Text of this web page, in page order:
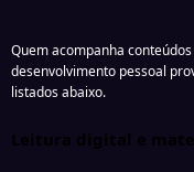
Quem acompanha
desenvolvimento pessoal
listados abaixo.
Leitura digital e